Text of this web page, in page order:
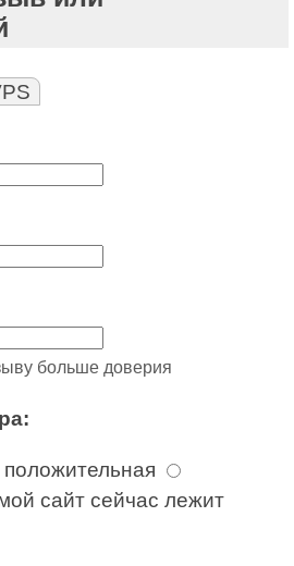
больше доверия
положительная
сайт сейчас лежит